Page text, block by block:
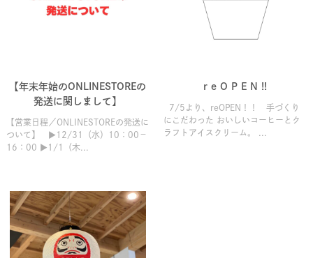
【年末年始のONLINESTOREの
発送に関しまして】
【営業日程／ONLINESTOREの発送に
ついて】 ▶12/31（水）10：00－
16：00 ▶1/1（木...
r e O P E N !!
7/5より、reOPEN！！ 手づくり
にこだわった おいしいコーヒーとク
ラフトアイスクリーム。 ...